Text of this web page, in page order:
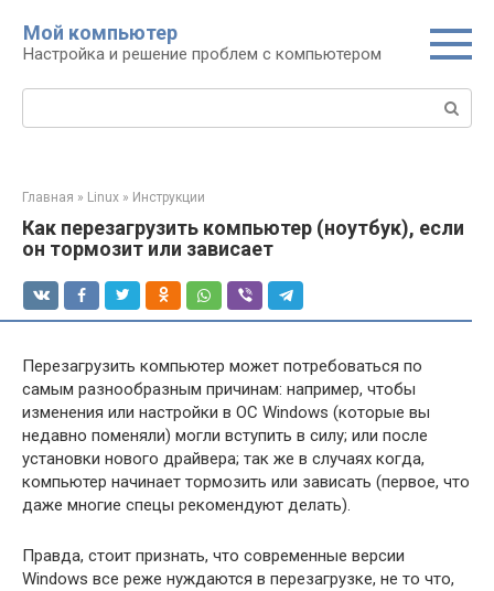
контенту
Мой компьютер
Настройка и решение проблем с компьютером
Поиск:
Главная » Linux » Инструкции
Как перезагрузить компьютер (ноутбук), если
он тормозит или зависает
Перезагрузить компьютер может потребоваться по
самым разнообразным причинам: например, чтобы
изменения или настройки в ОС Windows (которые вы
недавно поменяли) могли вступить в силу; или после
установки нового драйвера; так же в случаях когда,
компьютер начинает тормозить или зависать (первое, что
даже многие спецы рекомендуют делать).
Правда, стоит признать, что современные версии
Windows все реже нуждаются в перезагрузке, не то что,